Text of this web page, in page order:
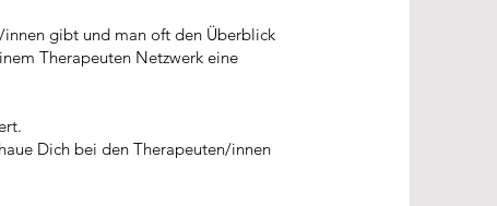
gibt und man oft den Überblick
Therapeuten Netzwerk eine
Dich bei den Therapeuten/innen